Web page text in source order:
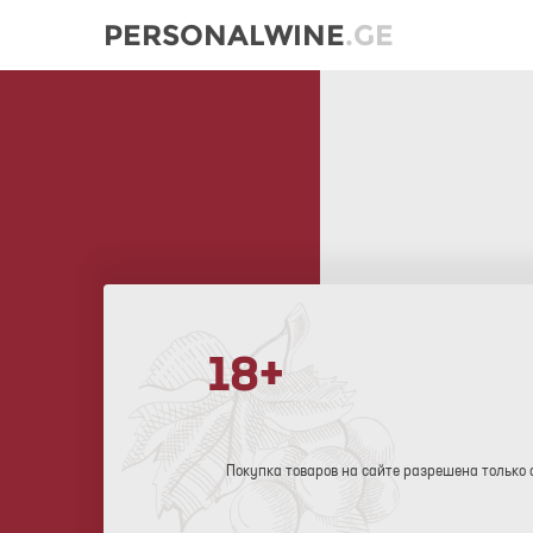
PERSONALWINE.GE
18+
Покупка товаров на сайте разрешена